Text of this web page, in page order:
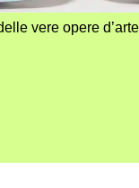
vere opere